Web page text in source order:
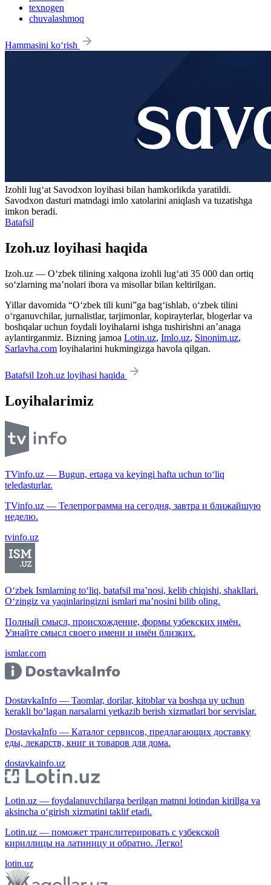
texnogen
chuvalashmoq
Hammasini ko‘rish
Izohli lugʻat Savodxon loyihasi bilan hamkorlikda yaratildi.
Savodxon dasturi matndagi imlo xatolarini aniqlash va tuzatishga
imkon beradi.
Batafsil
Izoh.uz loyihasi haqida
Izoh.uz — O‘zbek tilining xalqona izohli lug‘ati 35 000 dan ortiq
so‘zlarning ma’nolari ibora va misollar bilan keltirilgan.
Yillar davomida “O‘zbek tili kuni”ga bag‘ishlab, o‘zbek tilini
o‘rganuvchilar, jurnalistlar, tarjimonlar, kopirayterlar, blogerlar va
boshqalar uchun foydali loyihalarni ishga tushirishni an’anaga
aylantirganmiz. Bizning jamoa Lotin.uz, Imlo.uz, Sinonim.uz,
Sarlavha.com loyihalarini hukmingizga havola qilgan.
Batafsil Izoh.uz loyihasi haqida
Loyihalarimiz
TVinfo.uz — Bugun, ertaga va keyingi hafta uchun to‘liq
teledasturlar.
TVinfo.uz — Телепрограмма на сегодня, завтра и ближайшую
неделю.
tvinfo.uz
O‘zbek Ismlarning to‘liq, batafsil ma’nosi, kelib chiqishi, shakllari.
O‘zingiz va yaqinlaringizni ismlari ma’nosini bilib oling.
Полный смысл, происхождение, формы узбекских имён.
Узнайте смысл своего имени и имён близких.
ismlar.com
DostavkaInfo — Taomlar, dorilar, kitoblar va boshqa uy uchun
kerakli bo‘lagan narsalarni yetkazib berish xizmatlari bor servislar.
DostavkaInfo — Каталог сервисов, предлагающих доставку
еды, лекарств, книг и товаров для дома.
dostavkainfo.uz
Lotin.uz — foydalanuvchilarga berilgan matnni lotindan kirillga va
aksincha o‘girish xizmatini taklif etadi.
Lotin.uz — поможет транслитерировать с узбекской
кириллицы на латиницу и обратно. Легко!
lotin.uz